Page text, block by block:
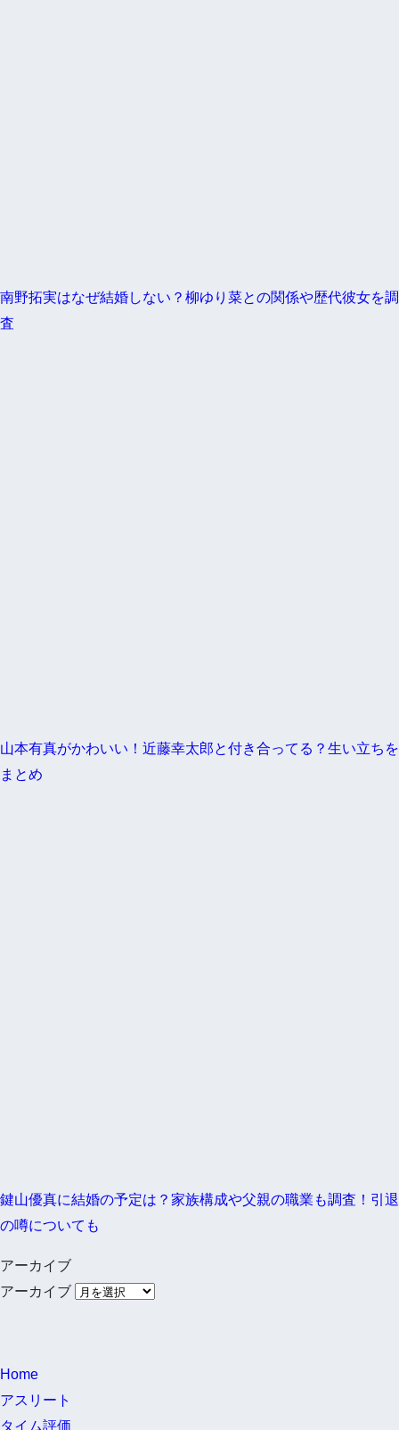
南野拓実はなぜ結婚しない？柳ゆり菜との関係や歴代彼女を調
査
山本有真がかわいい！近藤幸太郎と付き合ってる？生い立ちを
まとめ
鍵山優真に結婚の予定は？家族構成や父親の職業も調査！引退
の噂についても
アーカイブ
アーカイブ
Home
アスリート
タイム評価